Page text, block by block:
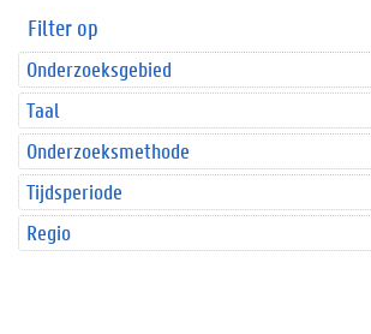
Filter op
Onderzoeksgebied
Taal
Onderzoeksmethode
Tijdsperiode
Regio